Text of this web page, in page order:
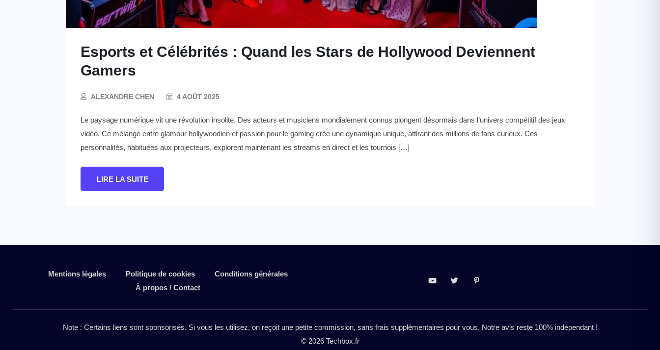
Esports et Célébrités : Quand les Stars de Hollywood Deviennent
Gamers
ALEXANDRE CHEN 4 AOÛT 2025
Le paysage numérique vit une révolution insolite. Des acteurs et musiciens mondialement connus plongent désormais dans l’univers compétitif des jeux
vidéo. Ce mélange entre glamour hollywoodien et passion pour le gaming crée une dynamique unique, attirant des millions de fans curieux. Ces
personnalités, habituées aux projecteurs, explorent maintenant les streams en direct et les tournois […]
LIRE LA SUITE
Mentions légales Politique de cookies
Conditions générales
À propos / Contact
Note : Certains liens sont sponsorisés. Si vous les utilisez, on reçoit une petite commission, sans frais supplémentaires pour vous. Notre avis reste 100% indépendant !
© 2026 Techbox.fr